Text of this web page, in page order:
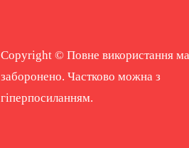
Copyright © Повне використання
заборонено. Частково можна з
гіперпосиланням.